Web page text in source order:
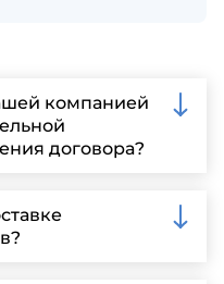
компанией
договора?
почту или
для более
встречи.